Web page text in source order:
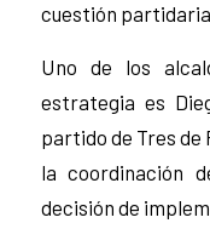
cuestión
Uno de los
estrategia es
partido de Tres de
la coordinación
decisión de